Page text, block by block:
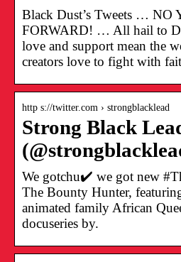
Black Dust’s Tweets …
FORWARD! … All hail to
love and support mean the
creators love to fight with
http s://twitter.com › strongblacklead
Strong Black
We gotchu✔️ we got new
The Bounty Hunter,
animated family African
docuseries by.